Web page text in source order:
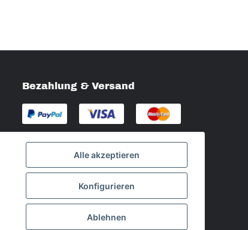
Bezahlung & Versand
Alle akzeptieren
Konfigurieren
Ablehnen